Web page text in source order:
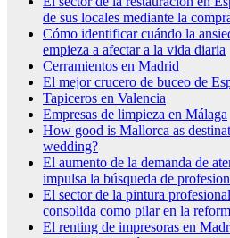
de sus locales mediante la
Cómo identificar cuándo la
empieza a afectar a la vida diaria
Cerramientos en Madrid
El mejor crucero de buceo de
Tapiceros en Valencia
Empresas de limpieza en Málaga
How good is Mallorca as
wedding?
El aumento de la demanda de
impulsa la búsqueda de
El sector de la pintura
consolida como pilar en la
El renting de impresoras en